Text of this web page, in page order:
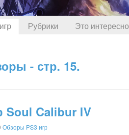
Рубрики Это интересно
- стр. 15.
Soul Calibur IV
Обзоры PS3 игр